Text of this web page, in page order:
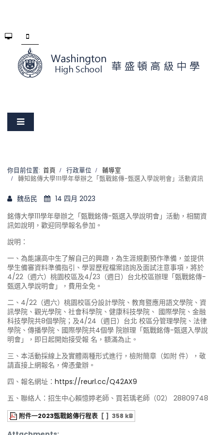
你目前位置: 首頁 行政單位
輔導室
轉知銘傳大學111學年舉辦之「甄戰銘傳-甄選入學說明會」活動資訊
魏岳民
14 四月 2023
銘傳大學111學年舉辦之「甄戰銘傳-甄選入學說明會」活動，相關資
訊如說明，歡迎同學報名參加。
說明：
一、為能讓高中生了解自己的興趣，為生涯規劃預作準備，並提供
學生備審資料準備指引、學習歷程檔案諮詢及面試注意事項，將於
4/22（週六）桃園校區及4/23（週日）台北校區辦理「甄戰銘傳-
甄選入學說明會」，費用全免。
二、4/22（週六）桃園校區分設計學院、教育暨應用語文學院、資
訊學院、觀光學院、社會科學院、健康科技學院、 國際學院、金融
科技學院共8個學院；及4/24（週日）台北 校區分管理學院、法律
學院、傳播學院、國際學院共4個學 院辦理「甄戰銘傳-甄選入學說
明會」，即日起開始接受報 名，額滿為止。
三、本活動採線上及實體兩種形式進行，檢附簡章（如附 件），敬
請直接上網報名，俾憑彙辦。
四、報名網址： https://reurl.cc/Q42AX9
五、聯絡人：招生中心賴憶婷老師、買若瑀老師（02） 28809748
附件一2023甄戰銘傳行程表 [ ] 358 kB